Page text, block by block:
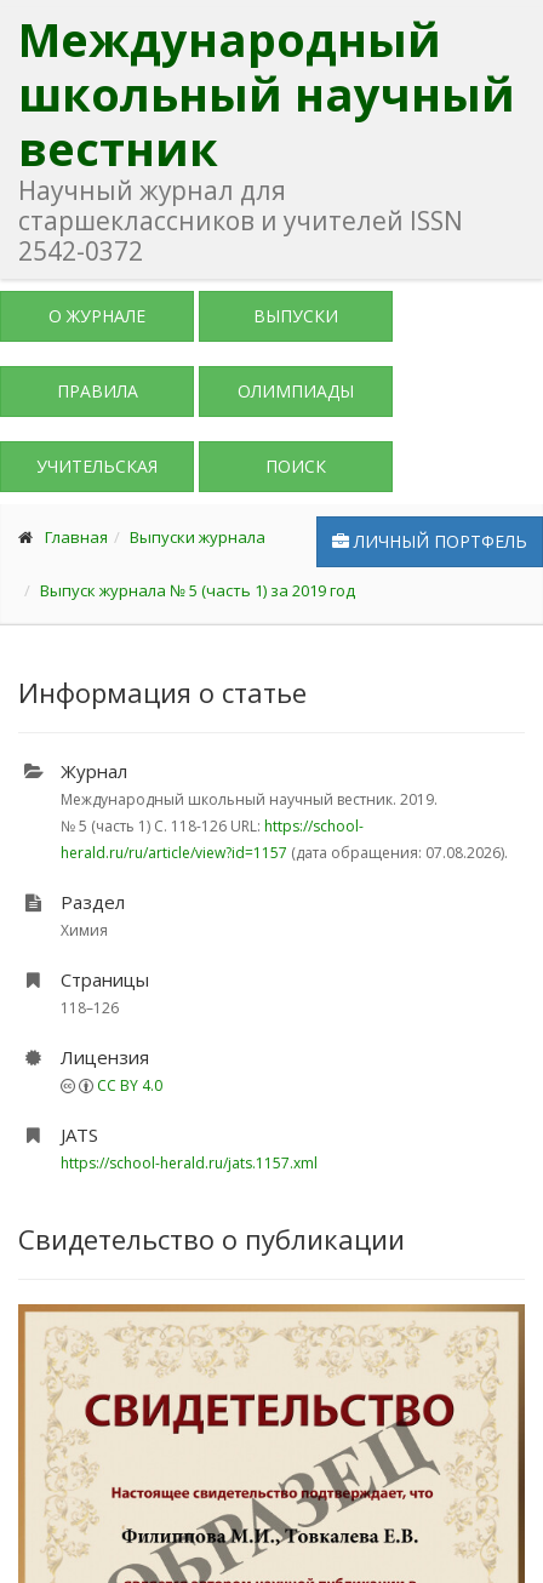
Международный
школьный научный
вестник
Научный журнал для
старшеклассников и учителей ISSN
2542-0372
О ЖУРНАЛЕ ВЫПУСКИ
ПРАВИЛА ОЛИМПИАДЫ
УЧИТЕЛЬСКАЯ ПОИСК
ЛИЧНЫЙ ПОРТФЕЛЬ
Главная Выпуски журнала
Выпуск журнала № 5 (часть 1) за 2019 год
Информация о статье
Журнал
Международный школьный научный вестник. 2019.
№ 5 (часть 1) С. 118-126 URL: https://school-
herald.ru/ru/article/view?id=1157 (дата обращения: 07.08.2026).
Раздел
Химия
Страницы
118–126
Лицензия
CC BY 4.0
JATS
https://school-herald.ru/jats.1157.xml
Свидетельство о публикации